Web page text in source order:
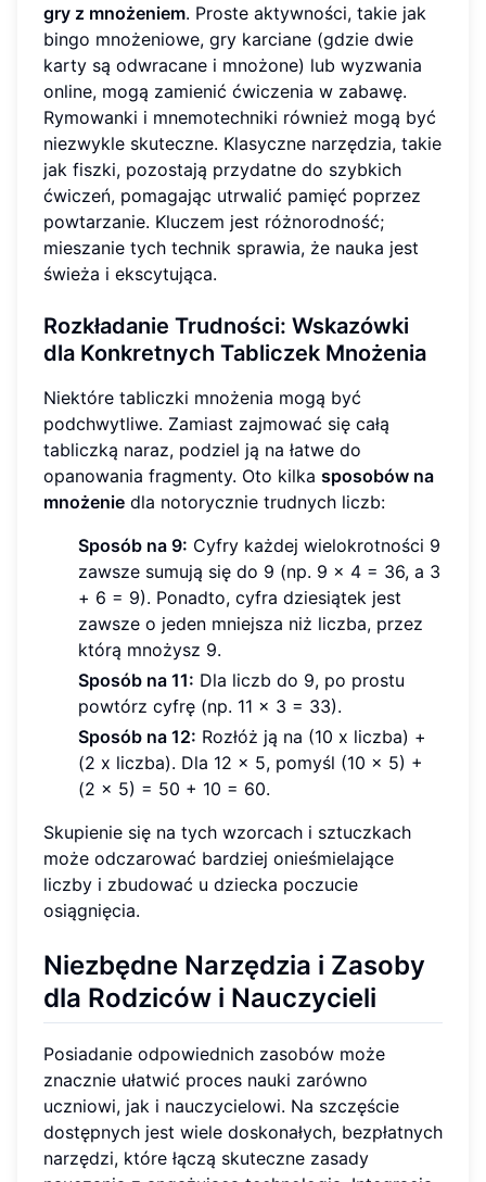
gry z mnożeniem. Proste aktywności, takie jak
bingo mnożeniowe, gry karciane (gdzie dwie
karty są odwracane i mnożone) lub wyzwania
online, mogą zamienić ćwiczenia w zabawę.
Rymowanki i mnemotechniki również mogą być
niezwykle skuteczne. Klasyczne narzędzia, takie
jak fiszki, pozostają przydatne do szybkich
ćwiczeń, pomagając utrwalić pamięć poprzez
powtarzanie. Kluczem jest różnorodność;
mieszanie tych technik sprawia, że nauka jest
świeża i ekscytująca.
Rozkładanie Trudności: Wskazówki
dla Konkretnych Tabliczek Mnożenia
Niektóre tabliczki mnożenia mogą być
podchwytliwe. Zamiast zajmować się całą
tabliczką naraz, podziel ją na łatwe do
opanowania fragmenty. Oto kilka sposobów na
mnożenie dla notorycznie trudnych liczb:
Sposób na 9: Cyfry każdej wielokrotności 9
zawsze sumują się do 9 (np. 9 x 4 = 36, a 3
+ 6 = 9). Ponadto, cyfra dziesiątek jest
zawsze o jeden mniejsza niż liczba, przez
którą mnożysz 9.
Sposób na 11: Dla liczb do 9, po prostu
powtórz cyfrę (np. 11 x 3 = 33).
Sposób na 12: Rozłóż ją na (10 x liczba) +
(2 x liczba). Dla 12 x 5, pomyśl (10 x 5) +
(2 x 5) = 50 + 10 = 60.
Skupienie się na tych wzorcach i sztuczkach
może odczarować bardziej onieśmielające
liczby i zbudować u dziecka poczucie
osiągnięcia.
Niezbędne Narzędzia i Zasoby
dla Rodziców i Nauczycieli
Posiadanie odpowiednich zasobów może
znacznie ułatwić proces nauki zarówno
uczniowi, jak i nauczycielowi. Na szczęście
dostępnych jest wiele doskonałych, bezpłatnych
narzędzi, które łączą skuteczne zasady